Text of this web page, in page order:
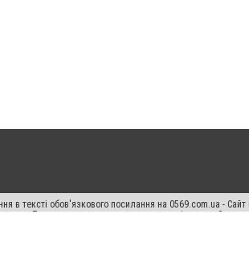
в тексті обов'язкового посилання на 0569.com.ua -
Порушення виняткових прав переслідується